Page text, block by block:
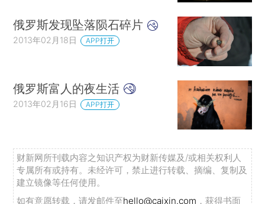
俄罗斯发现坠落陨石碎片
2013年02月18日 APP打开
俄罗斯富人的夜生活
2013年02月16日 APP打开
财新网所刊载内容之知识产权为财新传媒及/或相关权利人
专属所有或持有。未经许可，禁止进行转载、摘编、复制及
建立镜像等任何使用。
如有意愿转载，请发邮件至hello@caixin.com ，获得书面